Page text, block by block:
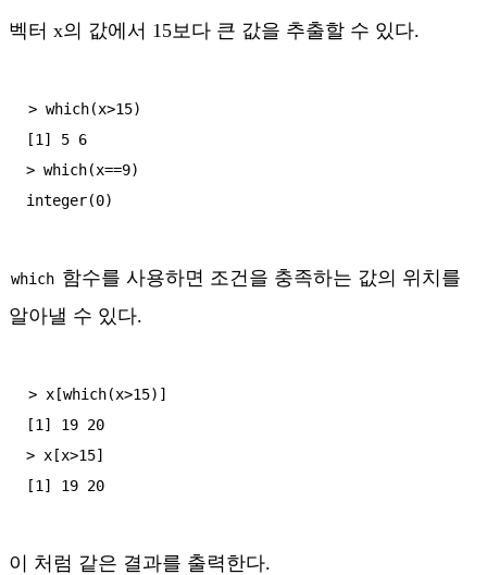
벡터 x의 값에서 15보다 큰 값을 추출할 수 있다.
> which(x>15)
[1] 5 6
> which(x==9)
which 함수를 사용하면 조건을 충족하는 값의 위치를
알아낼 수 있다.
> x[which(x>15)]
[1] 19 20
> x[x>15]
이 처럼 같은 결과를 출력한다.